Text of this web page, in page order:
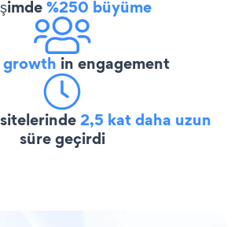
%250 büyüme
in engagement
2,5 kat daha uzun
süre geçirdi